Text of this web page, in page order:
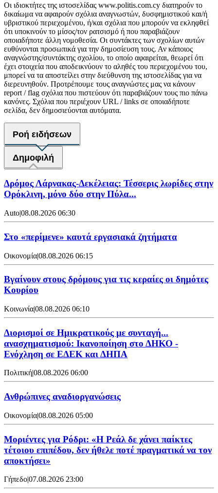
Οι ιδιοκτήτες της ιστοσελίδας www.politis.com.cy διατηρούν το
δικαίωμα να αφαιρούν σχόλια αναγνωστών, δυσφημιστικού και/ή
υβριστικού περιεχομένου, ή/και σχόλια που μπορούν να εκληφθεί
ότι υποκινούν το μίσος/τον ρατσισμό ή που παραβιάζουν
οποιαδήποτε άλλη νομοθεσία. Οι συντάκτες των σχολίων αυτών
ευθύνονται προσωπικά για την δημοσίευση τους. Αν κάποιος
αναγνώστης/συντάκτης σχολίου, το οποίο αφαιρείται, θεωρεί ότι
έχει στοιχεία που αποδεικνύουν το αληθές του περιεχομένου του,
μπορεί να τα αποστείλει στην διεύθυνση της ιστοσελίδας για να
διερευνηθούν. Προτρέπουμε τους αναγνώστες μας να κάνουν
report / flag σχόλια που πιστεύουν ότι παραβιάζουν τους πιο πάνω
κανόνες. Σχόλια που περιέχουν URL / links σε οποιαδήποτε
σελίδα, δεν δημοσιεύονται αυτόματα.
Ροή ειδήσεων
Δημοφιλή
Δρόμος Λάρνακας-Δεκέλειας: Τέσσερις λωρίδες στην
Ορόκλινη, μόνο δύο στην Πύλα...
Auto|08.08.2026 06:30
Στο «περίμενε» καυτά εργασιακά ζητήματα
Οικονομία|08.08.2026 06:15
Βγαίνουν στους δρόμους για τις κεραίες οι δημότες
Κουρίου
Κοινωνία|08.08.2026 06:10
Διορισμοί σε Ημικρατικούς με συνταγή...
ανασχηματισμού: Ικανοποίηση στο ΔΗΚΟ -
Ενόχληση σε ΕΔΕΚ και ΔΗΠΑ
Πολιτική|08.08.2026 06:00
Ανθρώπινες αναδιοργανώσεις
Οικονομία|08.08.2026 05:00
Μοριέντες για Ρόδρι: «Η Ρεάλ δε χάνει παίκτες
τέτοιου επιπέδου, δεν ήθελε ποτέ πραγματικά να τον
αποκτήσει»
Γήπεδο|07.08.2026 23:00